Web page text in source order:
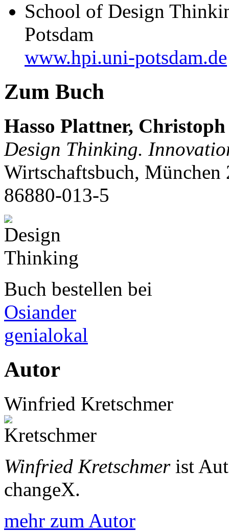
School of Design
Potsdam
www.hpi.uni-potsdam.de
Zum Buch
Hasso Plattner,
Design Thinking.
Wirtschaftsbuch,
86880-013-5
Buch bestellen bei
Osiander
genialokal
Autor
Winfried Kretschmer
Winfried Kretschmerist
changeX.
mehr zum Autor